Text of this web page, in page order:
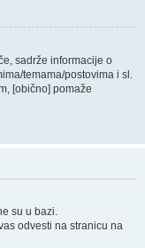
sadrže informacije o
temama/postovima i sl.
[obično] pomaže
su u bazi.
odvesti na stranicu na